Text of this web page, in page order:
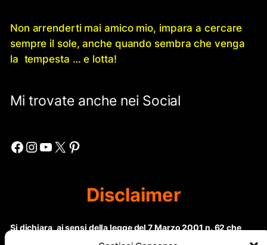
Non arrenderti mai amico mio, impara a cercare
sempre il sole, anche quando sembra che venga
la tempesta … e lotta!
Mi trovate anche nei Social
Facebook Instagram YouTube X Pinterest
Disclaimer
Si dichiara, ai sensi della legge del 7 Marzo 2001 n. 62 che
questo sito non rientra nella categoria di “Informazione